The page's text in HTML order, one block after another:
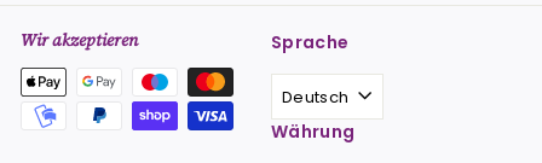
Wir akzeptieren Sprache
Deutsch
Währung